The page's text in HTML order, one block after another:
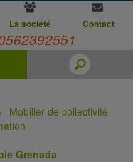
La société Contact
Mobilier de collectivité
Grenada